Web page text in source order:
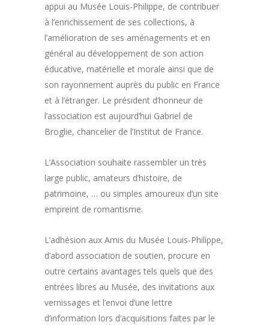
appui au Musée Louis-Philippe, de contribuer
à l’enrichissement de ses collections, à
l’amélioration de ses aménagements et en
général au développement de son action
éducative, matérielle et morale ainsi que de
son rayonnement auprès du public en France
et à l’étranger. Le président d’honneur de
l’association est aujourd’hui Gabriel de
Broglie, chancelier de l’Institut de France.
L’Association souhaite rassembler un très
large public, amateurs d’histoire, de
patrimoine, … ou simples amoureux d’un site
empreint de romantisme.
L’adhésion aux Amis du Musée Louis-Philippe,
d’abord association de soutien, procure en
outre certains avantages tels quels que des
entrées libres au Musée, des invitations aux
vernissages et l’envoi d’une lettre
d’information lors d’acquisitions faites par le